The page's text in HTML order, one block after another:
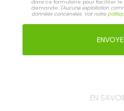
dans ce formulaire pour faciliter
demande. (Aucune exploitation
données concervées. Voir notre
EN